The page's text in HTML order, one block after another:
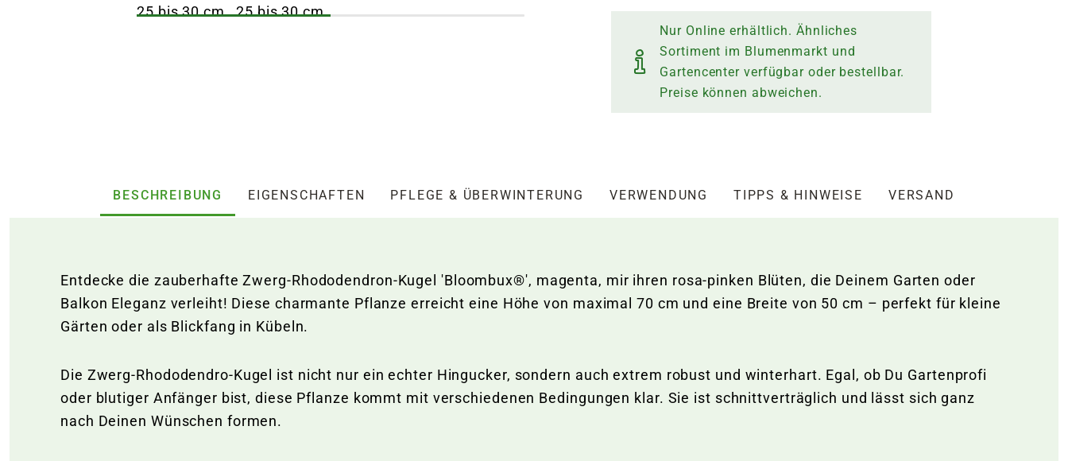
Nur Online erhältlich. Ähnliches
Sortiment im Blumenmarkt und
Gartencenter verfügbar oder bestellbar.
Preise können abweichen.
BESCHREIBUNG EIGENSCHAFTEN PFLEGE & ÜBERWINTERUNG VERWENDUNG TIPPS & HINWEISE VERSAND
Entdecke die zauberhafte Zwerg-Rhododendron-Kugel 'Bloombux®', magenta, mir ihren rosa-pinken Blüten, die Deinem Garten oder
Balkon Eleganz verleiht! Diese charmante Pflanze erreicht eine Höhe von maximal 70 cm und eine Breite von 50 cm – perfekt für kleine
Gärten oder als Blickfang in Kübeln.
Die Zwerg-Rhododendro-Kugel ist nicht nur ein echter Hingucker, sondern auch extrem robust und winterhart. Egal, ob Du Gartenprofi
oder blutiger Anfänger bist, diese Pflanze kommt mit verschiedenen Bedingungen klar. Sie ist schnittverträglich und lässt sich ganz
nach Deinen Wünschen formen.